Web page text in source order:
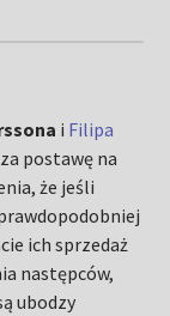
i Filipa
postawę na
że jeśli
ich sprzedaż
następców,
ubodzy